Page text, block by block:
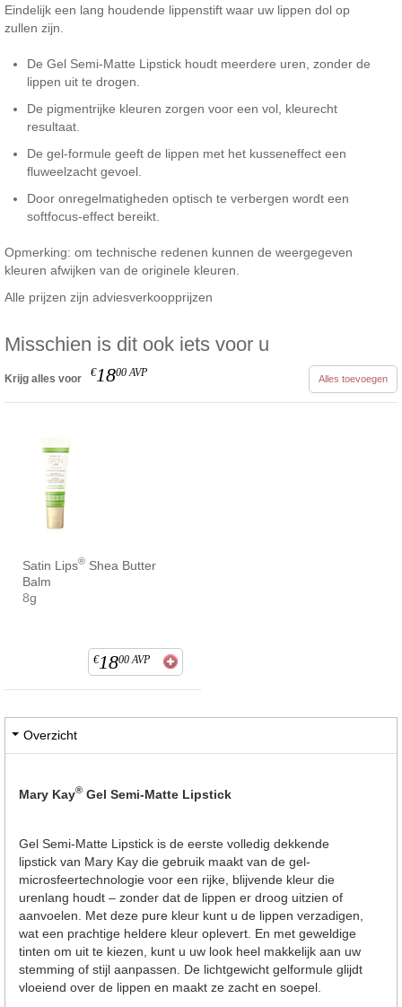
Eindelijk een lang houdende lippenstift waar uw lippen dol op
zullen zijn.
De Gel Semi-Matte Lipstick houdt meerdere uren, zonder de
lippen uit te drogen.
De pigmentrijke kleuren zorgen voor een vol, kleurecht
resultaat.
De gel-formule geeft de lippen met het kusseneffect een
fluweelzacht gevoel.
Door onregelmatigheden optisch te verbergen wordt een
softfocus-effect bereikt.
Opmerking: om technische redenen kunnen de weergegeven
kleuren afwijken van de originele kleuren.
Alle prijzen zijn adviesverkoopprijzen
Misschien is dit ook iets voor u
Krijg alles voor €1800 AVP Alles toevoegen
Satin Lips® Shea Butter
Balm
8g
€1800 AVP
Overzicht
Mary Kay® Gel Semi-Matte Lipstick
Gel Semi-Matte Lipstick is de eerste volledig dekkende
lipstick van Mary Kay die gebruik maakt van de gel-
microsfeertechnologie voor een rijke, blijvende kleur die
urenlang houdt – zonder dat de lippen er droog uitzien of
aanvoelen. Met deze pure kleur kunt u de lippen verzadigen,
wat een prachtige heldere kleur oplevert. En met geweldige
tinten om uit te kiezen, kunt u uw look heel makkelijk aan uw
stemming of stijl aanpassen. De lichtgewicht gelformule glijdt
vloeiend over de lippen en maakt ze zacht en soepel.